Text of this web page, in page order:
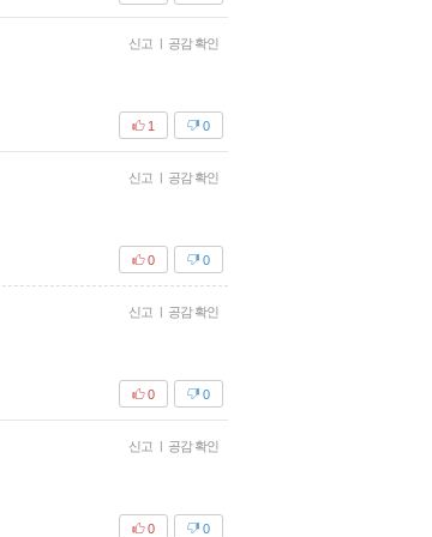
신고 | 공감 확인
0
1
신고 | 공감 확인
0
0
신고 | 공감 확인
0
0
신고 | 공감 확인
0
0